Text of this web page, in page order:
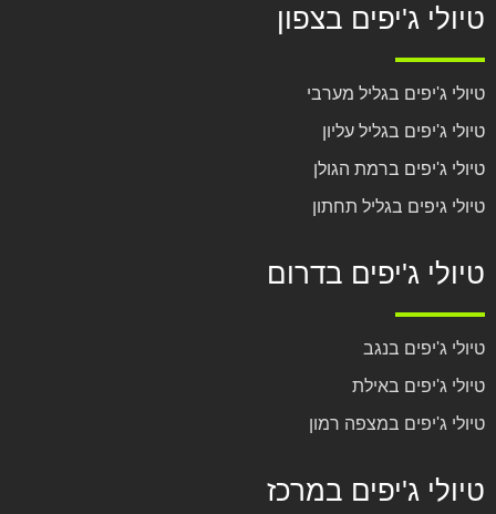
טיולי ג'יפים בצפון
טיולי ג'יפים בגליל מערבי
טיולי ג'יפים בגליל עליון
טיולי ג'יפים ברמת הגולן
טיולי גיפים בגליל תחתון
טיולי ג'יפים בדרום
טיולי ג'יפים בנגב
טיולי ג'יפים באילת
טיולי ג'יפים במצפה רמון
טיולי ג'יפים במרכז